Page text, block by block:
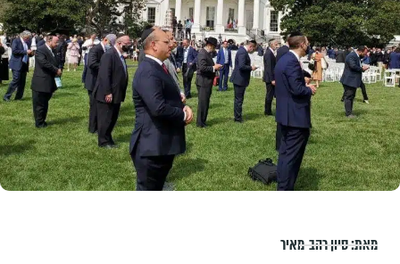
מאת:סיון רהב-מאיר